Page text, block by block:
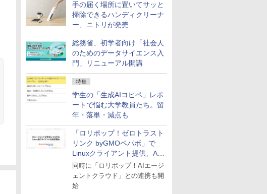
手の届く場所に置いてサッと
掃除できるハンディクリーナ
ー、ニトリが発売
総務省、初学者向け「社会人
のためのデータサイエンス入
門」リニューアル開講
特集
学生の「生成AIコピペ」レポ
ートで悩む大学教員たち。留
年・落単・減点も
「ロリポップ！ゼロトラスト
リンク byGMOペパボ」で
Linuxクライアント提供、AI
エージェントの接続が容易に
同時に「ロリポップ！AIエージ
ェントクラウド」との連携も開
始